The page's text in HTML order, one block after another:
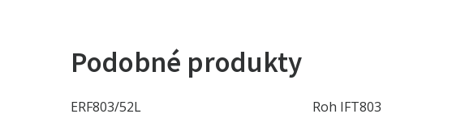
Podobné produkty
ERF803/52L Roh IFT803